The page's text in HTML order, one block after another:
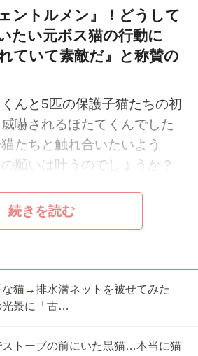
ントルメン』！どうして
たい元ボス猫の行動に
ていて素敵だ』と称賛の
んと5匹の保護子猫たちの初
嚇されるほたてくんでした
たちと触れ合いたいよう
願いは叶うのでしょうか？
続きを読む
な猫→排水溝ネットを被せてみた
景に「古…
ストーブの前にいた黒猫…本当に猫